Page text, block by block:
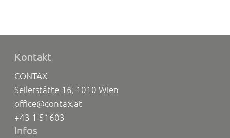
Kontakt
CONTAX
Seilerstätte 16, 1010 Wien
office@contax.at
+43 1 51603
Infos